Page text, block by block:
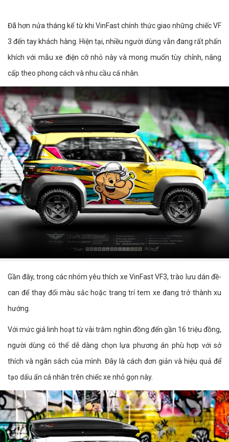
Đã hơn nửa tháng kể từ khi VinFast chính thức giao những chiếc VF
3 đến tay khách hàng. Hiện tại, nhiều người dùng vẫn đang rất phấn
khích với mẫu xe điện cỡ nhỏ này và mong muốn tùy chỉnh, nâng
cấp theo phong cách và nhu cầu cá nhân.
Gần đây, trong các nhóm yêu thích xe VinFast VF3, trào lưu dán đề-
can để thay đổi màu sắc hoặc trang trí tem xe đang trở thành xu
hướng.
Với mức giá linh hoạt từ vài trăm nghìn đồng đến gần 16 triệu đồng,
người dùng có thể dễ dàng chọn lựa phương án phù hợp với sở
thích và ngân sách của mình. Đây là cách đơn giản và hiệu quả để
tạo dấu ấn cá nhân trên chiếc xe nhỏ gọn này.